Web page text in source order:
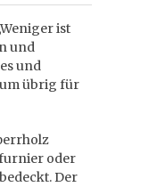
ist
und
und
übrig für
oder
Der